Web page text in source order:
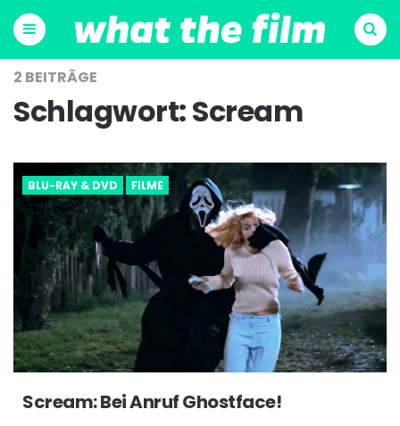
Menu
Suchen
2 BEITRÄGE
Schlagwort:Scream
BLU-RAY & DVD FILME
Scream: Bei Anruf Ghostface!